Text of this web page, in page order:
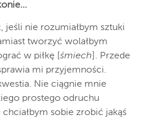
jeśli nie rozumiałbym sztuki
tworzyć wolałbym
w piłkę [ śmiech ]. Przede
mi przyjemności.
Nie ciągnie mnie
prostego odruchu
sobie zrobić jakąś